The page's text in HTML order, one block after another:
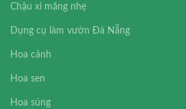
Chậu xi măng nhẹ
Dụng cụ làm vườn Đà Nẵng
Hoa cảnh
Hoa sen
Hoa súng